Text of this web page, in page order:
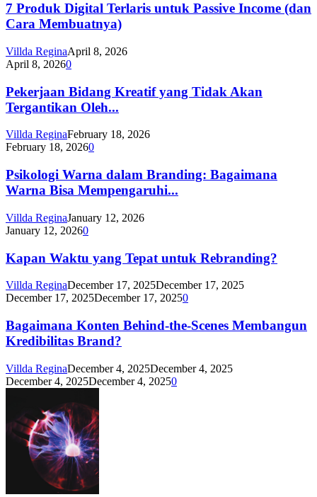
7 Produk Digital Terlaris untuk Passive Income (dan
Cara Membuatnya)
Villda ReginaApril 8, 2026
April 8, 20260
Pekerjaan Bidang Kreatif yang Tidak Akan
Tergantikan Oleh...
Villda ReginaFebruary 18, 2026
February 18, 20260
Psikologi Warna dalam Branding: Bagaimana
Warna Bisa Mempengaruhi...
Villda ReginaJanuary 12, 2026
January 12, 20260
Kapan Waktu yang Tepat untuk Rebranding?
Villda ReginaDecember 17, 2025December 17, 2025
December 17, 2025December 17, 20250
Bagaimana Konten Behind-the-Scenes Membangun
Kredibilitas Brand?
Villda ReginaDecember 4, 2025December 4, 2025
December 4, 2025December 4, 20250